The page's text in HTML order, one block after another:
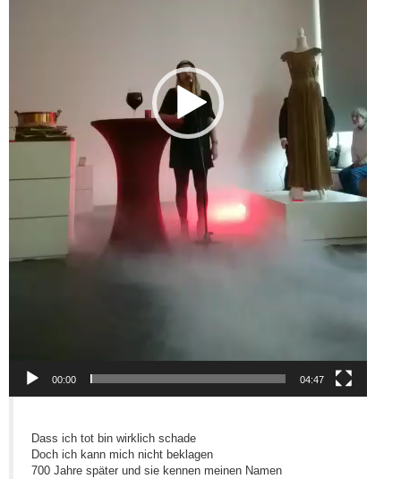
00:00 04:47
Dass ich tot bin wirklich schade
Doch ich kann mich nicht beklagen
700 Jahre später und sie kennen meinen Namen